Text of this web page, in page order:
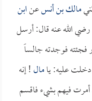
مالك بن أنسعنابن
رضي الله عنه قال: أرسل
فجئته فوجدته جالساً
دخلت عليه: يامال! إنه
فيهم بشيء فاقسم